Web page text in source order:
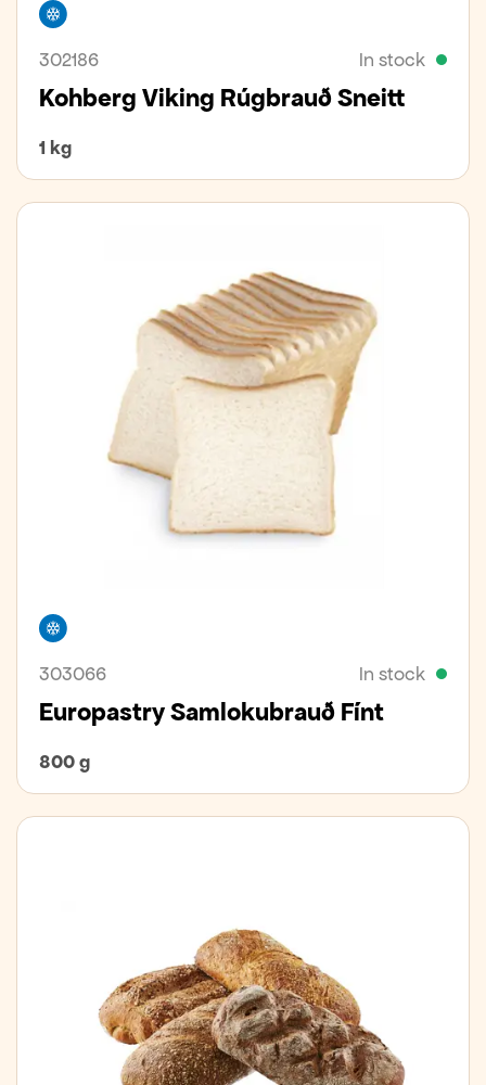
302186 In stock
Kohberg Viking Rúgbrauð Sneitt
1 kg
303066 In stock
Europastry Samlokubrauð Fínt
800 g